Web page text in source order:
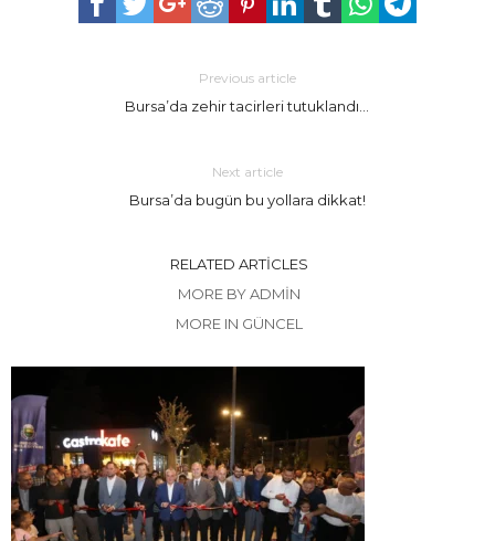
Previous article
Bursa’da zehir tacirleri tutuklandı…
Next article
Bursa’da bugün bu yollara dikkat!
RELATED ARTICLES
MORE BY ADMIN
MORE IN GÜNCEL